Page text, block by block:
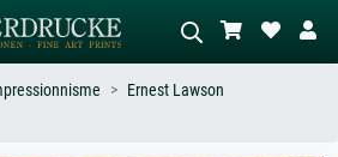
Ernest Lawson